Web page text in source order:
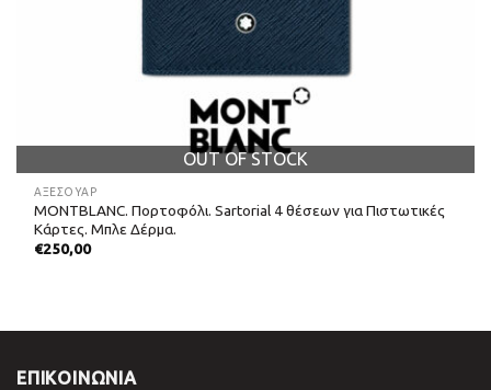
OUT OF STOCK
ΑΞΕΣΟΥΑΡ
MONTBLANC. Πορτοφόλι. Sartorial 4 θέσεων για Πιστωτικές
Κάρτες. Μπλε Δέρμα.
€250,00
ΕΠΙΚΟΙΝΩΝΊΑ